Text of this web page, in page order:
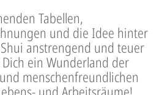
Tabellen,
und die Idee hinter
anstrengend und teuer
ein Wunderland der
menschenfreundlichen